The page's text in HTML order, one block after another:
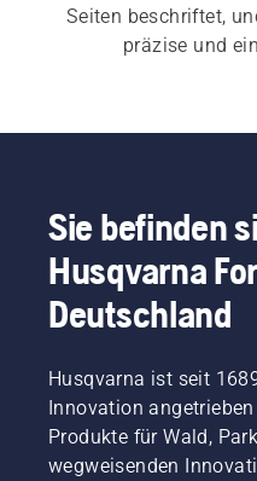
Seiten beschriftet,
präzise und
Sie befinden
Husqvarna
Deutschland
Husqvarna ist seit
Innovation
Produkte für Wald,
wegweisenden